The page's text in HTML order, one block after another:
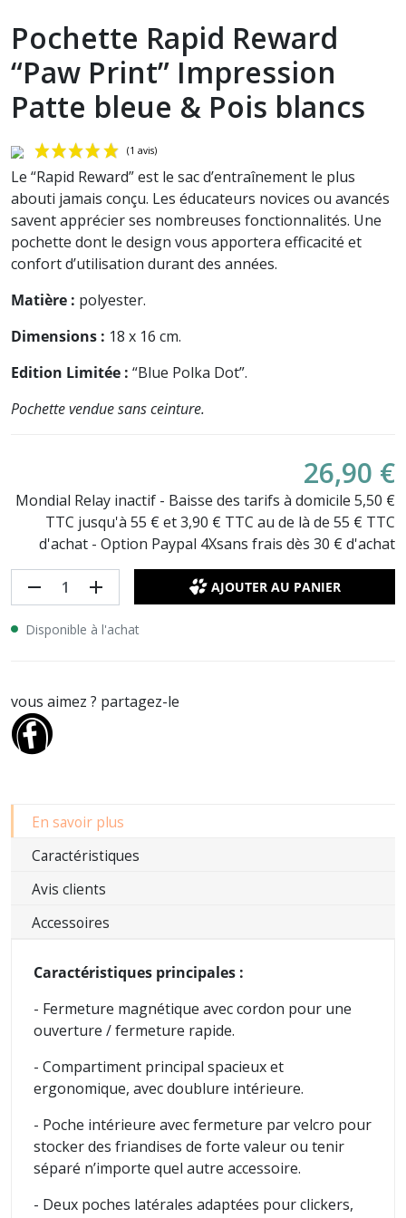
Pochette Rapid Reward
“Paw Print” Impression
Patte bleue & Pois blancs
Le “Rapid Reward” est le sac d’entraînement le plus
abouti jamais conçu. Les éducateurs novices ou avancés
savent apprécier ses nombreuses fonctionnalités. Une
pochette dont le design vous apportera efficacité et
confort d’utilisation durant des années.
Matière : polyester.
Dimensions : 18 x 16 cm.
Edition Limitée : “Blue Polka Dot”.
Pochette vendue sans ceinture.
26,90 €
Mondial Relay inactif - Baisse des tarifs à domicile 5,50 €
TTC jusqu'à 55 € et 3,90 € TTC au de là de 55 € TTC
d'achat - Option Paypal 4Xsans frais dès 30 € d'achat
remove add AJOUTER AU PANIER
Disponible à l'achat
vous aimez ? partagez-le
En savoir plus
Caractéristiques
Avis clients
Accessoires
Caractéristiques principales :
- Fermeture magnétique avec cordon pour une
ouverture / fermeture rapide.
- Compartiment principal spacieux et
ergonomique, avec doublure intérieure.
- Poche intérieure avec fermeture par velcro pour
stocker des friandises de forte valeur ou tenir
séparé n’importe quel autre accessoire.
- Deux poches latérales adaptées pour clickers,